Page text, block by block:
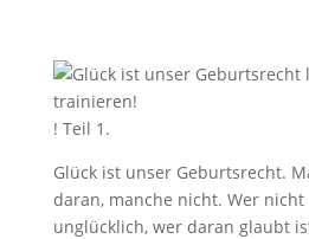
! Teil 1.
Glück ist unser Geburtsrecht.
daran, manche nicht. Wer
unglücklich, wer daran glaubt